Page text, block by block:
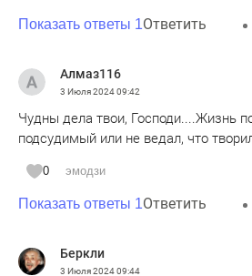
Показать ответы 1Ответить
Алмаз116
3 Июля 202409:42
Чудны дела твои, Господи....Жизнь
подсудимый или не ведал, что
0 эмодзи
Показать ответы 1Ответить
Беркли
3 Июля 202409:44